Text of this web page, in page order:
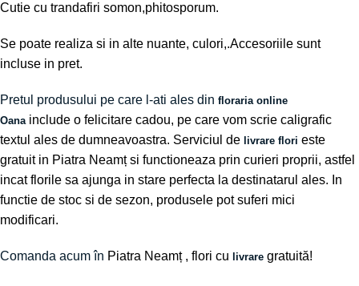
Cutie cu trandafiri somon,phitosporum.
Se poate realiza si in alte nuante, culori,.Accesoriile sunt
incluse in pret.
Pretul produsului pe care l-ati ales din floraria online
Oana include o felicitare cadou, pe care vom scrie caligrafic
textul ales de dumneavoastra. Serviciul de livrare flori este
gratuit in Piatra Neamț si functioneaza prin curieri proprii, astfel
incat florile sa ajunga in stare perfecta la destinatarul ales. In
functie de stoc si de sezon, produsele pot suferi mici
modificari.
Comanda acum în Piatra Neamț, flori cu livrare gratuită!